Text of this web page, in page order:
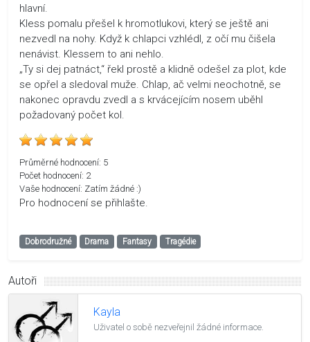
hlavní.
Kless pomalu přešel k hromotlukovi, který se ještě ani
nezvedl na nohy. Když k chlapci vzhlédl, z očí mu čišela
nenávist. Klessem to ani nehlo.
„Ty si dej patnáct,“ řekl prostě a klidně odešel za plot, kde
se opřel a sledoval muže. Chlap, ač velmi neochotně, se
nakonec opravdu zvedl a s krvácejícím nosem uběhl
požadovaný počet kol.
Průměrné hodnocení: 5
Počet hodnocení: 2
Vaše hodnocení: Zatím žádné :)
Pro hodnocení se přihlašte.
Dobrodružné Drama Fantasy Tragédie
Autoři
Kayla
Uživatel o sobě nezveřejnil žádné informace.